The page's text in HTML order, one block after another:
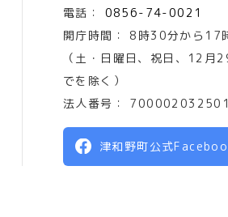
電話：
0856-74-0021
開庁時間：
8時30分から17
（土・日曜日、祝日、12月
でを除く）
法人番号：
津和野町公式